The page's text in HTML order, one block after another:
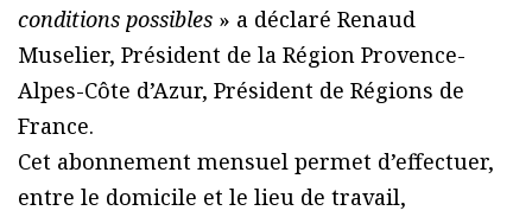
conditions possibles » a déclaré Renaud
Muselier, Président de la Région Provence-
Alpes-Côte d’Azur, Président de Régions de
France.
Cet abonnement mensuel permet d’effectuer,
entre le domicile et le lieu de travail,